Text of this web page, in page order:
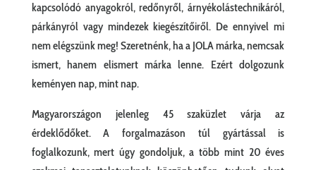
kapcsolódó anyagokról, redőnyről, árnyékolástechnikáról,
párkányról vagy mindezek kiegészítőiről. De ennyivel mi
nem elégszünk meg! Szeretnénk, ha a JOLA márka, nemcsak
ismert, hanem elismert márka lenne. Ezért dolgozunk
keményen nap, mint nap.
Magyarországon jelenleg 45 szaküzlet várja az
érdeklődőket. A forgalmazáson túl gyártással is
foglalkozunk, mert úgy gondoljuk, a több mint 20 éves